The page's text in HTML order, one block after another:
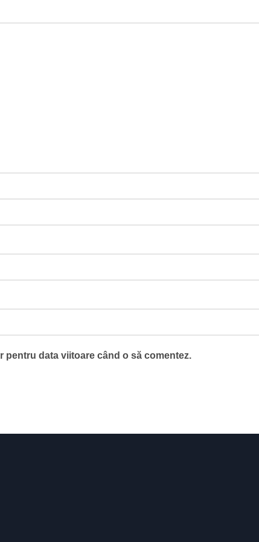
pentru data viitoare când o să comentez.